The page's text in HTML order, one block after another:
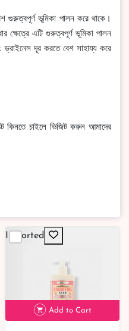
গুরুত্বপূর্ণ ভূমিকা পালন করে থাকে।
ক্ষেত্রে এটি গুরুত্বপূর্ণ ভূমিকা পালন
দূর করতে বেশ সাহায্য করে
কিনতে চাইলে ভিজিট করুন আমাদের
Imported
Add to Cart